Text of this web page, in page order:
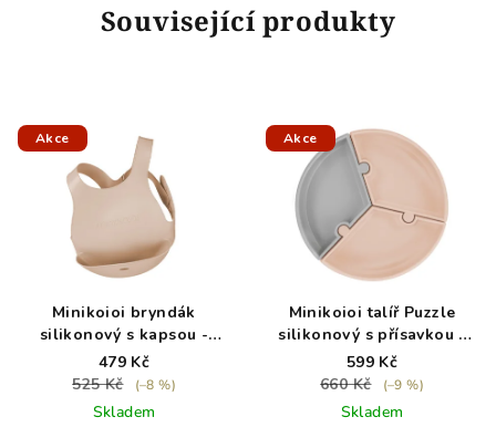
Související produkty
Akce
Minikoioi bryndák
silikonový s kapsou -
Bubble Beige
479 Kč
525 Kč
(–8 %)
Skladem
Akce
Minikoioi talíř Puzzle
silikonový s přísavkou -
Bubble Beige / Grey
599 Kč
660 Kč
(–9 %)
Skladem